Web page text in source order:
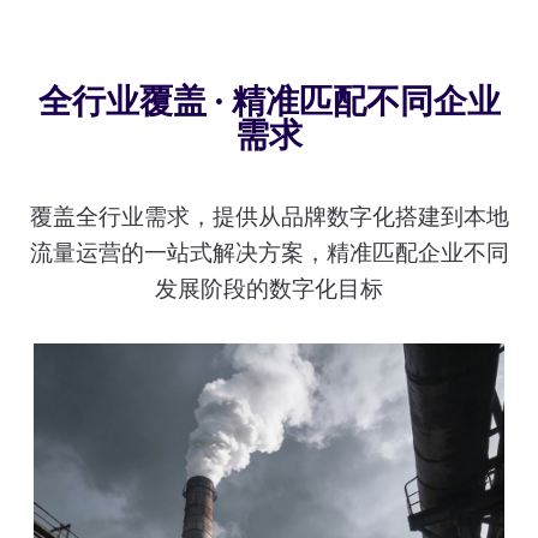
全行业覆盖 · 精准匹配不同企业
需求
覆盖全行业需求，提供从品牌数字化搭建到本地
流量运营的一站式解决方案，精准匹配企业不同
发展阶段的数字化目标